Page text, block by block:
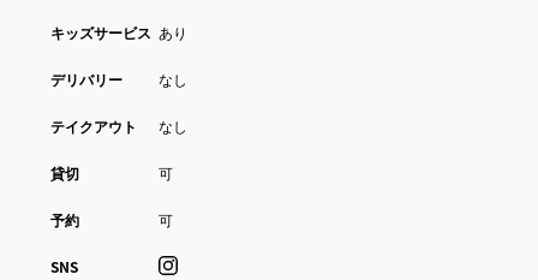
キッズサービス あり
デリバリー なし
テイクアウト なし
貸切 可
予約 可
SNS